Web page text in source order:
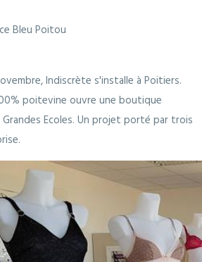
Bleu Poitou
Indiscrète s'installe à Poitiers.
poitevine ouvre une boutique
Ecoles. Un projet porté par trois